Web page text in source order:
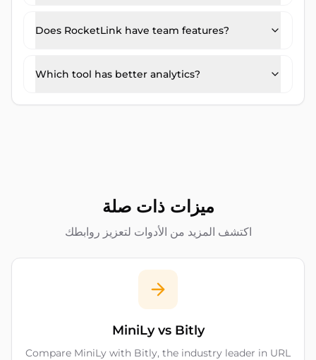
Does RocketLink have team features?
Which tool has better analytics?
ميزات ذات صلة
اكتشف المزيد من الأدوات لتعزيز روابطك
MiniLy vs Bitly
Compare MiniLy with Bitly, the industry leader in URL